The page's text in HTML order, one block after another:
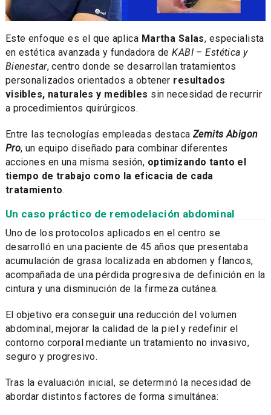
Este enfoque es el que aplica Martha Salas, especialista
en estética avanzada y fundadora deKABI – Estética y
Bienestar, centro donde se desarrollan tratamientos
personalizados orientados a obtener resultados
visibles, naturales y medibles sin necesidad de recurrir
a procedimientos quirúrgicos.
Entre las tecnologías empleadas destacaZemits Abigon
Pro, un equipo diseñado para combinar diferentes
acciones en una misma sesión, optimizando tanto el
tiempo de trabajo como la eficacia de cada
tratamiento.
Un caso práctico de remodelación abdominal
Uno de los protocolos aplicados en el centro se
desarrolló en una paciente de 45 años que presentaba
acumulación de grasa localizada en abdomen y flancos,
acompañada de una pérdida progresiva de definición en la
cintura y una disminución de la firmeza cutánea.
El objetivo era conseguir una reducción del volumen
abdominal, mejorar la calidad de la piel y redefinir el
contorno corporal mediante un tratamiento no invasivo,
seguro y progresivo.
Tras la evaluación inicial, se determinó la necesidad de
abordar distintos factores de forma simultánea: